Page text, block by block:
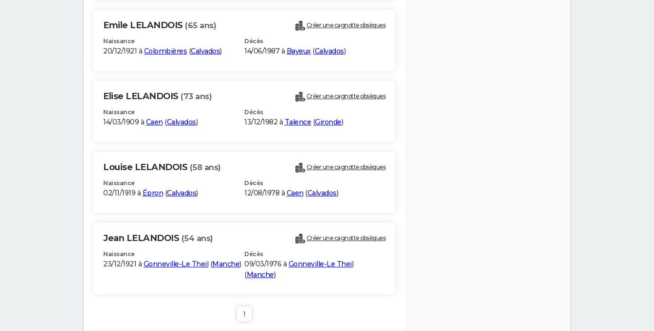
Emile LELANDOIS (65 ans) Créer une cagnotte obsèques
Naissance
20/12/1921 à Colombières (Calvados)
Décès
14/06/1987 à Bayeux(Calvados)
Elise LELANDOIS (73 ans) Créer une cagnotte obsèques
Naissance
14/03/1909 à Caen (Calvados)
Décès
13/12/1982 à Talence (Gironde)
Louise LELANDOIS (58 ans) Créer une cagnotte obsèques
Naissance
02/11/1919 à Épron (Calvados)
Décès
12/08/1978 à Caen (Calvados)
Jean LELANDOIS (54 ans) Créer une cagnotte obsèques
Naissance
23/12/1921 à Gonneville-Le Theil (Manche)
Décès
09/03/1976 à Gonneville-Le Theil
(Manche)
1